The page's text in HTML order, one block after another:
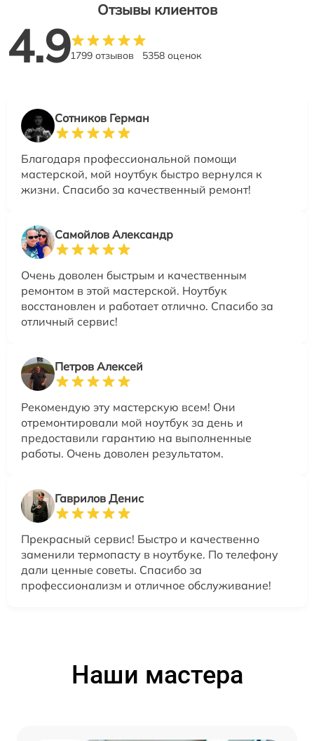
Отзывы клиентов
4.91799 отзывов 5358 оценок
Сотников Герман
Благодаря профессиональной помощи
мастерской, мой ноутбук быстро вернулся к
жизни. Спасибо за качественный ремонт!
Самойлов Александр
Очень доволен быстрым и качественным
ремонтом в этой мастерской. Ноутбук
восстановлен и работает отлично. Спасибо за
отличный сервис!
Петров Алексей
Рекомендую эту мастерскую всем! Они
отремонтировали мой ноутбук за день и
предоставили гарантию на выполненные
работы. Очень доволен результатом.
Гаврилов Денис
Прекрасный сервис! Быстро и качественно
заменили термопасту в ноутбуке. По телефону
дали ценные советы. Спасибо за
профессионализм и отличное обслуживание!
Наши мастера